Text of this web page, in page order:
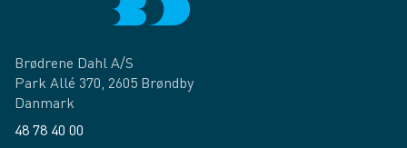
Brødrene Dahl A/S
Park Allé 370, 2605 Brøndby
Danmark
48 78 40 00